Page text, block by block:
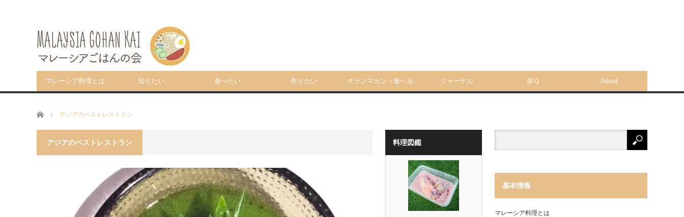
マレーシア料理とは 知りたい 食べたい 作りたい オランマカン（食べる ジャーナル 探Ｑ About
ホーム アジアのベストレストラン
アジアのベストレストラン 料理図鑑
基本情報
マレーシア料理とは